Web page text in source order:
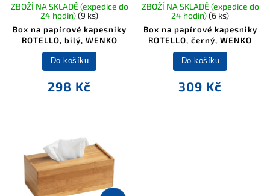
Box na papírové kapesniky
ROTELLO, bílý, WENKO
ZBOŽÍ NA SKLADĚ (expedice do
24 hodin)(9 ks)
298 Kč
Do košíku
Box na papírové kapesniky
ROTELLO, černý, WENKO
ZBOŽÍ NA SKLADĚ (expedice do
24 hodin)(6 ks)
309 Kč
Do košíku